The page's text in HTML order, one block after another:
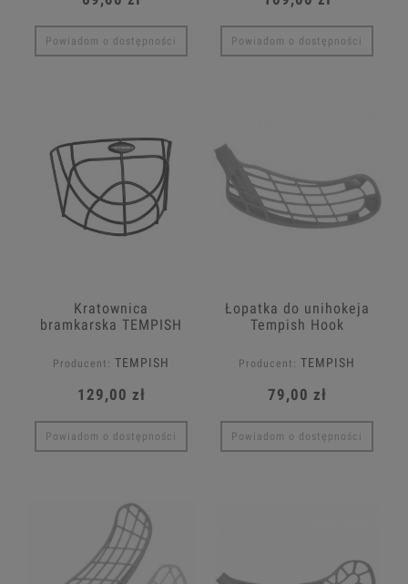
Powiadom o dostępności Powiadom o dostępności
Kratownica
bramkarska TEMPISH
Producent: TEMPISH
129,00 zł
Powiadom o dostępności
Łopatka do unihokeja
Tempish Hook
Producent: TEMPISH
79,00 zł
Powiadom o dostępności